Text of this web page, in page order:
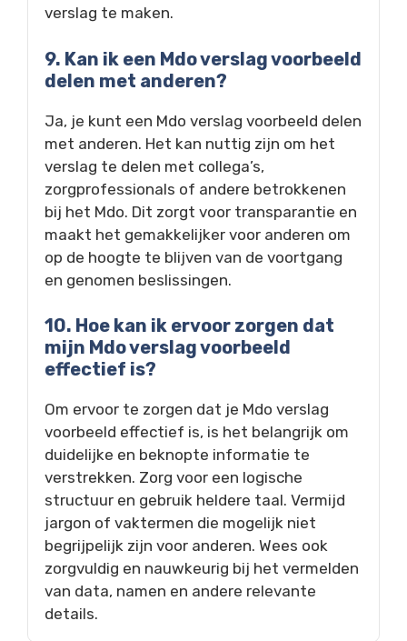
verslag te maken.
9. Kan ik een Mdo verslag voorbeeld
delen met anderen?
Ja, je kunt een Mdo verslag voorbeeld delen
met anderen. Het kan nuttig zijn om het
verslag te delen met collega’s,
zorgprofessionals of andere betrokkenen
bij het Mdo. Dit zorgt voor transparantie en
maakt het gemakkelijker voor anderen om
op de hoogte te blijven van de voortgang
en genomen beslissingen.
10. Hoe kan ik ervoor zorgen dat
mijn Mdo verslag voorbeeld
effectief is?
Om ervoor te zorgen dat je Mdo verslag
voorbeeld effectief is, is het belangrijk om
duidelijke en beknopte informatie te
verstrekken. Zorg voor een logische
structuur en gebruik heldere taal. Vermijd
jargon of vaktermen die mogelijk niet
begrijpelijk zijn voor anderen. Wees ook
zorgvuldig en nauwkeurig bij het vermelden
van data, namen en andere relevante
details.